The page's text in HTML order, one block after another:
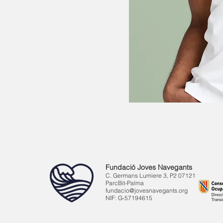
Fundació Joves Navegants
C. Germans Lumiere 3, P2 07121
ParcBit-Palma
fundacio@jovesnavegants.org
NIF: G-57194615